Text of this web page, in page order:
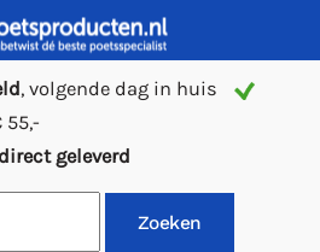
, volgende dag in huis
55,-
direct geleverd
Zoeken